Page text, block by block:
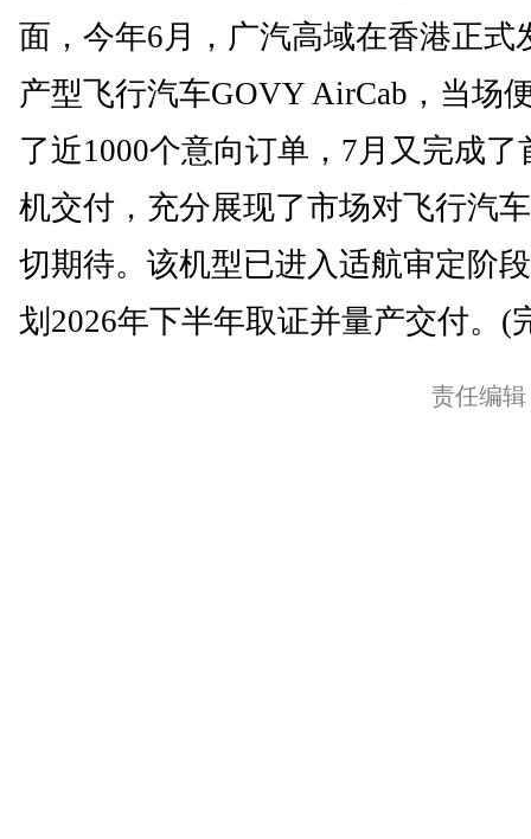
面，今年6月，广汽高域在香港正式
产型飞行汽车GOVY AirCab，当场
了近1000个意向订单，7月又完成了
机交付，充分展现了市场对飞行汽
切期待。该机型已进入适航审定阶
划2026年下半年取证并量产交付。(
责任编